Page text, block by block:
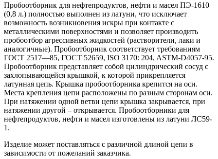
Пробоотборник для нефтепродуктов, нефти и масел ПЭ-1610
(0,8 л.) полностью выполнен из латуни, что исключает
возможность возникновения искры при контакте с
металлическими поверхностями и позволяет производить
пробоотбор агрессивных жидкостей (растворители, лаки и
аналогичные). Пробоотборник соответствует требованиям
ГОСТ 2517—85, ГОСТ 52659, ISO 3170: 204, ASTM-D4057-95.
Пробоотборник представляет собой цилиндрический сосуд с
захлопывающейся крышкой, к которой прикрепляется
латунная цепь. Крышка пробоотборника крепится на оси.
Места крепления цепи расположены по разным сторонам оси.
При натяжении одной ветви цепи крышка закрывается, при
натяжении другой – открывается. Пробоотборники для
нефтепродуктов, нефти и масел изготовлены из латуни ЛС59-
1.
Изделие может поставляться с различной длиной цепи в
зависимости от пожеланий заказчика.